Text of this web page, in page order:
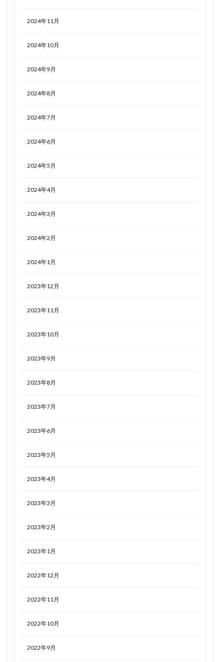
2024年11月
2024年10月
2024年9月
2024年8月
2024年7月
2024年6月
2024年5月
2024年4月
2024年3月
2024年2月
2024年1月
2023年12月
2023年11月
2023年10月
2023年9月
2023年8月
2023年7月
2023年6月
2023年5月
2023年4月
2023年3月
2023年2月
2023年1月
2022年12月
2022年11月
2022年10月
2022年9月